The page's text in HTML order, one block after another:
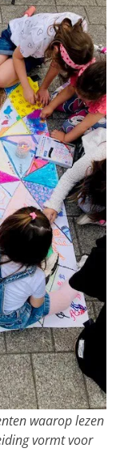
waarop lezen
vormt voor